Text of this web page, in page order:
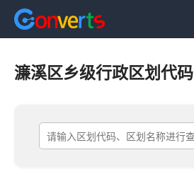
濂溪区乡级行政区划代码